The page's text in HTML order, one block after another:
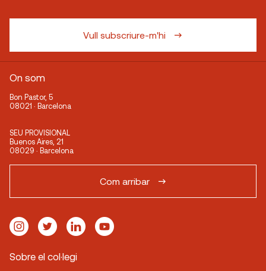
Vull subscriure-m'hi
On som
Bon Pastor, 5
08021 · Barcelona
SEU PROVISIONAL
Buenos Aires, 21
08029 · Barcelona
Com arribar
Sobre el col·legi